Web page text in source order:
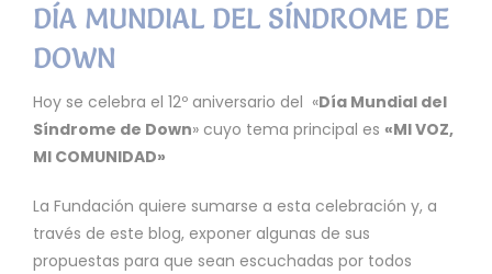
DÍA MUNDIAL DEL SÍNDROME DE
DOWN
Hoy se celebra el 12º aniversario del «Día Mundial del
Síndrome de Down» cuyo tema principal es «MI VOZ,
MI COMUNIDAD»
La Fundación quiere sumarse a esta celebración y, a
través de este blog, exponer algunas de sus
propuestas para que sean escuchadas por todos